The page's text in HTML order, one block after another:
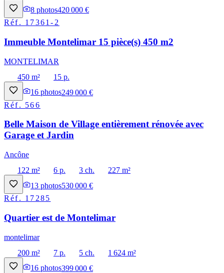
8 photos420 000 €
Réf. 17361-2
Immeuble Montelimar 15 pièce(s) 450 m2
MONTELIMAR
450 m²
15 p.
16 photos249 000 €
Réf. 566
Belle Maison de Village entièrement rénovée avec
Garage et Jardin
Ancône
122 m²
6 p. 3 ch.
227 m²
13 photos530 000 €
Réf. 17285
Quartier est de Montelimar
montelimar
200 m²
7 p. 5 ch.
1 624 m²
16 photos399 000 €